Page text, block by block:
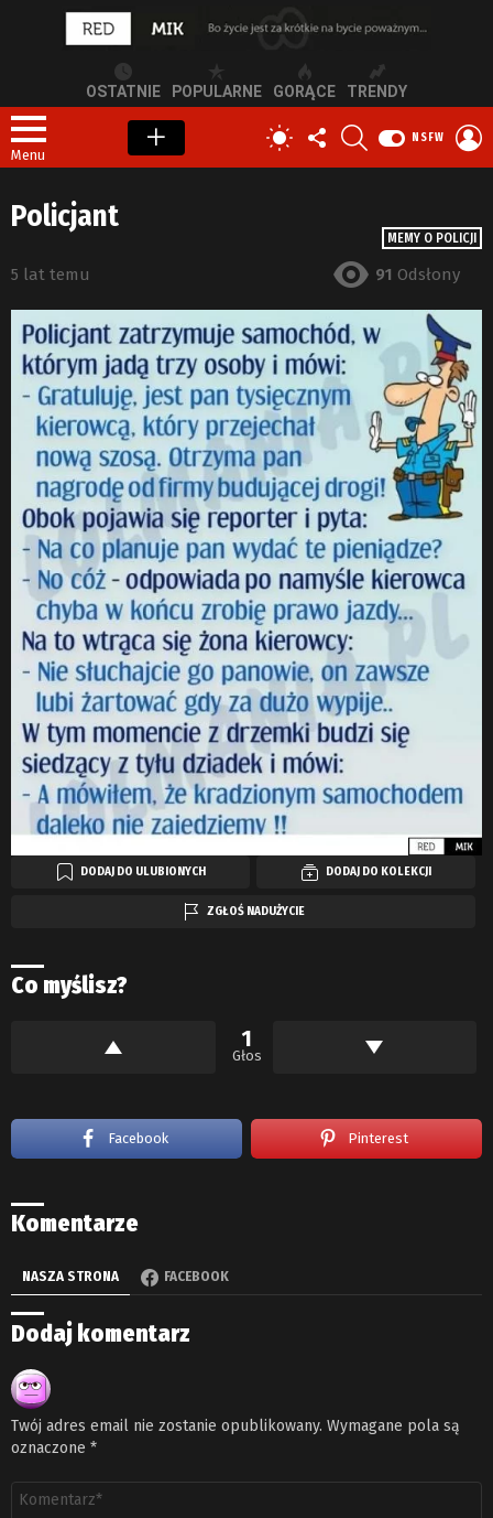
OSTATNIE POPULARNE GORĄCE TRENDY
Menu
PRZEŁĄCZ
SKÓRKĘ
OBSERWUJ
NAS
NSFW
MEMY O POLICJI
Policjant
5 lat temu 91 Odsłony
DODAJ DO ULUBIONYCH DODAJ DO KOLEKCJI
ZGŁOŚ NADUŻYCIE
Co myślisz?
1
Głos
Facebook Pinterest
Komentarze
NASZA STRONA FACEBOOK
Dodaj komentarz
Twój adres email nie zostanie opublikowany. Wymagane pola są
oznaczone *